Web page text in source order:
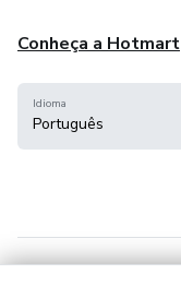
Conheça a Hotmart
Idioma
Português